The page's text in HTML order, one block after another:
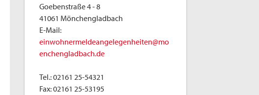
Goebenstraße 4 - 8
41061 Mönchengladbach
E-Mail:
einwohnermeldeangelegenheiten@mo
enchengladbach.de
Tel.:02161 25-54321
Fax:02161 25-53195